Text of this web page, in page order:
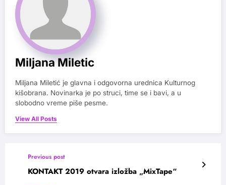
Miljana Miletic
Miljana Miletić je glavna i odgovorna urednica Kulturnog
kišobrana. Novinarka je po struci, time se i bavi, a u
slobodno vreme piše pesme.
View All Posts
Previous post
KONTAKT 2019 otvara izložba „MixTape“